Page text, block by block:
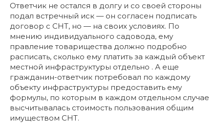
Ответчик не остался в долгу и со своей стороны
подал встречный иск — он согласен подписать
договор с СНТ, но — на своих условиях. По
мнению индивидуального садовода, ему
правление товарищества должно подробно
расписать, сколько ему платить за каждый объект
местной инфраструктуры отдельно . А еще
гражданин-ответчик потребовал по каждому
объекту инфраструктуры предоставить ему
формулы, по которым в каждом отдельном случае
высчитывалась стоимость пользования общим
имуществом СНТ.